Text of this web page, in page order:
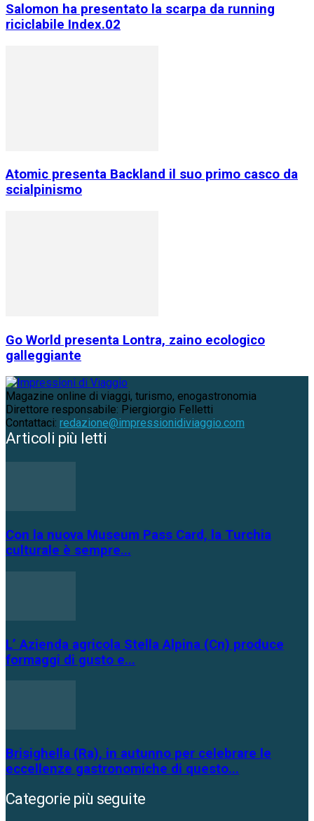
Salomon ha presentato la scarpa da running
riciclabile Index.02
Atomic presenta Backland il suo primo casco da
scialpinismo
Go World presenta Lontra, zaino ecologico
galleggiante
Magazine online di viaggi, turismo, enogastronomia
Direttore responsabile: Piergiorgio Felletti
Contattaci: redazione@impressionidiviaggio.com
Articoli più letti
Con la nuova Museum Pass Card, la Turchia
culturale è sempre...
L’ Azienda agricola Stella Alpina (Cn) produce
formaggi di gusto e...
Brisighella (Ra), in autunno per celebrare le
eccellenze gastronomiche di questo...
Categorie più seguite